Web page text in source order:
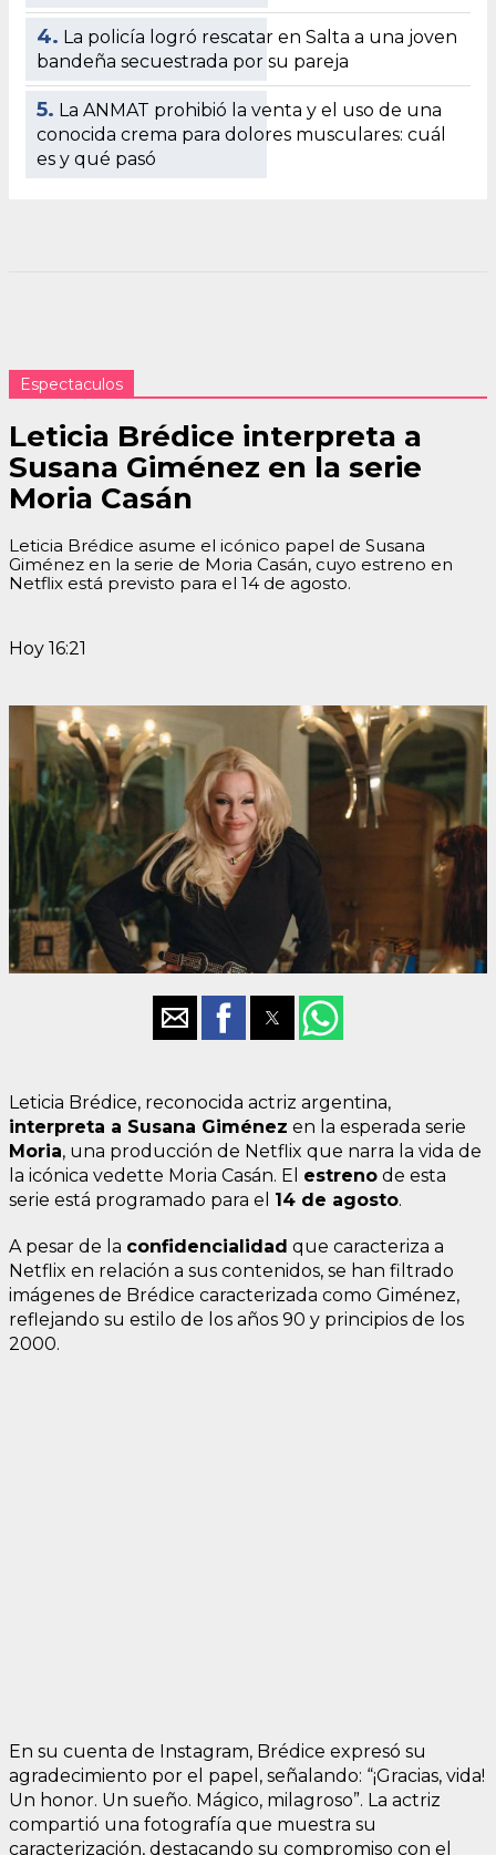
4. La policía logró rescatar en Salta a una joven
bandeña secuestrada por su pareja
5. La ANMAT prohibió la venta y el uso de una
conocida crema para dolores musculares: cuál
es y qué pasó